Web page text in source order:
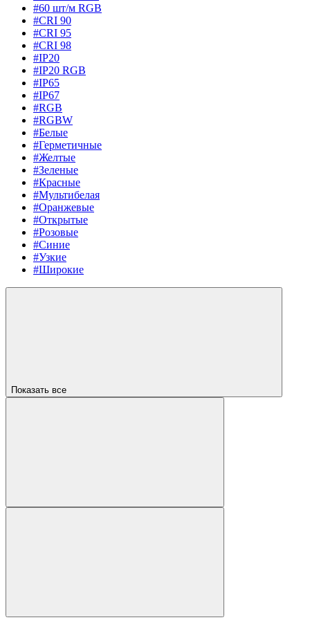
#60 шт/м RGB
#CRI 90
#CRI 95
#CRI 98
#IP20
#IP20 RGB
#IP65
#IP67
#RGB
#RGBW
#Белые
#Герметичные
#Желтые
#Зеленые
#Красные
#Мультибелая
#Оранжевые
#Открытые
#Розовые
#Синие
#Узкие
#Широкие
Показать все